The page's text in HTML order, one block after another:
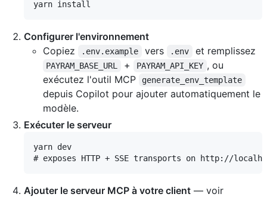
Configurer l'environnement
Copiez
.env.example vers .env et remplissez
PAYRAM_BASE_URL + PAYRAM_API_KEY , ou
exécutez l'outil MCP
generate_env_template
depuis Copilot pour ajouter automatiquement le
modèle.
Exécuter le serveur
yarn dev
Ajouter le serveur MCP à votre client — voir